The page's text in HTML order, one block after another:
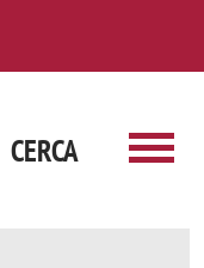
CERCA